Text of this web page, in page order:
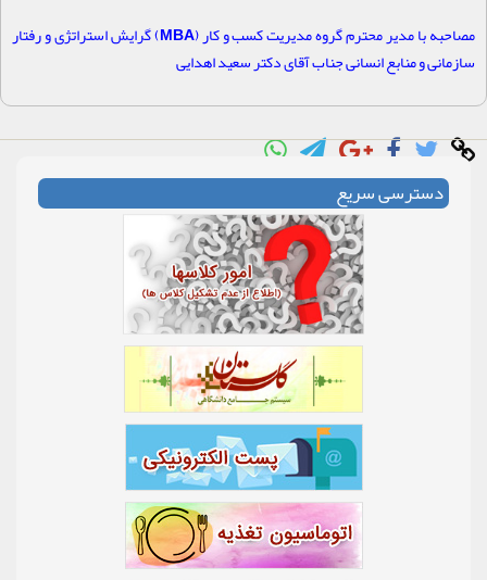
مصاحبه با مدیر محترم گروه مدیریت کسب و کار (MBA) گرایش استراتژی و رفتار
سازمانی و منابع انسانی جناب آقای دکتر سعید اهدایی
دسترسی سریع